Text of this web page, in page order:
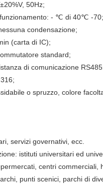
50Hz;
- ℃ di 40℃ -70;
condensazione;
(carta di IC);
standard;
di comunicazione
o spruzzo, colore
servizi governativi, ecc.
istituti universitari ed
centri commerciali,
punti scenici, parchi di